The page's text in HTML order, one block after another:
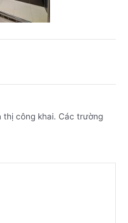
thị công khai. Các trường